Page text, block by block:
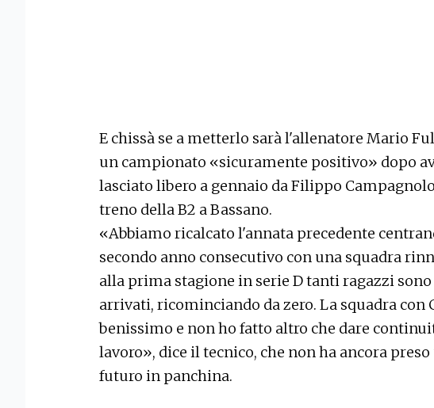
E chissà se a metterlo sarà l'allenatore Mario
un campionato «sicuramente positivo» dopo
lasciato libero a gennaio da Filippo
treno della B2 a Bassano.
«Abbiamo ricalcato l'annata precedente
secondo anno consecutivo con una squadra
alla prima stagione in serie D tanti ragazzi
arrivati, ricominciando da zero. La squadra con
benissimo e non ho fatto altro che dare
lavoro», dice il tecnico, che non ha ancora
futuro in panchina.